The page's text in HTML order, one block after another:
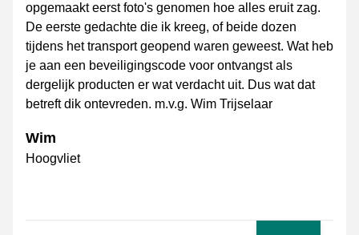
opgemaakt eerst foto's genomen hoe alles eruit zag.
De eerste gedachte die ik kreeg, of beide dozen
tijdens het transport geopend waren geweest. Wat heb
je aan een beveiligingscode voor ontvangst als
dergelijk producten er wat verdacht uit. Dus wat dat
betreft dik ontevreden. m.v.g. Wim Trijselaar
Wim
Hoogvliet